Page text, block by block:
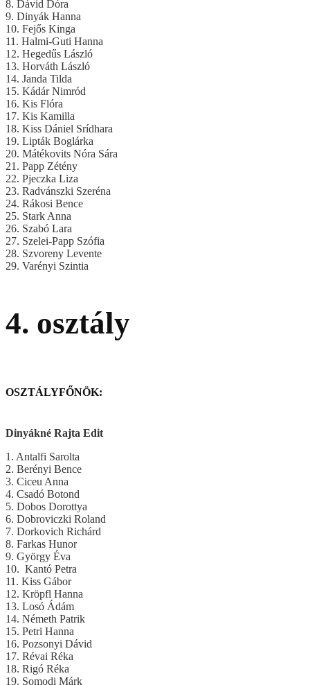
8. Dávid Dóra
9. Dinyák Hanna
10. Fejős Kinga
11. Halmi-Guti Hanna
12. Hegedűs László
13. Horváth László
14. Janda Tilda
15. Kádár Nimród
16. Kis Flóra
17. Kis Kamilla
18. Kiss Dániel Srídhara
19. Lipták Boglárka
20. Mátékovits Nóra Sára
21. Papp Zétény
22. Pjeczka Liza
23. Radvánszki Szeréna
24. Rákosi Bence
25. Stark Anna
26. Szabó Lara
27. Szelei-Papp Szófia
28. Szvoreny Levente
29. Varényi Szintia
4. osztály
OSZTÁLYFŐNÖK:
Dinyákné Rajta Edit
1. Antalfi Sarolta
2. Berényi Bence
3. Ciceu Anna
4. Csadó Botond
5. Dobos Dorottya
6. Dobroviczki Roland
7. Dorkovich Richárd
8. Farkas Hunor
9. György Éva
10. Kantó Petra
11. Kiss Gábor
12. Kröpfl Hanna
13. Losó Ádám
14. Németh Patrik
15. Petri Hanna
16. Pozsonyi Dávid
17. Révai Réka
18. Rigó Réka
19. Somodi Márk